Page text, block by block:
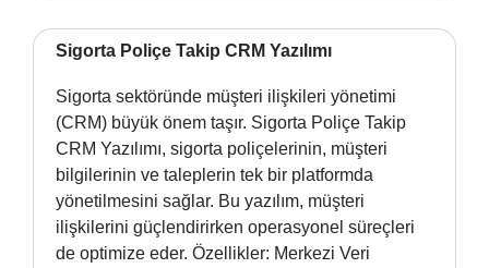
Sigorta Poliçe Takip CRM Yazılımı
Sigorta sektöründe müşteri ilişkileri yönetimi
(CRM) büyük önem taşır. Sigorta Poliçe Takip
CRM Yazılımı, sigorta poliçelerinin, müşteri
bilgilerinin ve taleplerin tek bir platformda
yönetilmesini sağlar. Bu yazılım, müşteri
ilişkilerini güçlendirirken operasyonel süreçleri
de optimize eder. Özellikler: Merkezi Veri